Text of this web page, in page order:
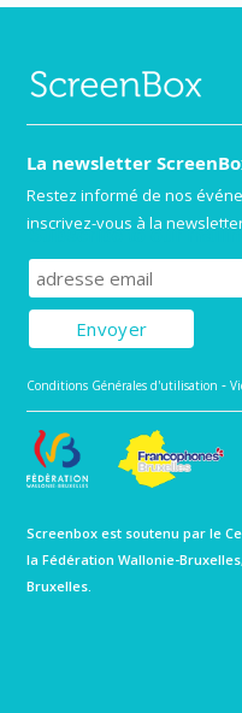
La newsletter
Restez informé de nos
inscrivez-vous à la
Subscribe to our
Conditions Générales d'utilisation -
Screenbox est soutenu par le
la Fédération Wallonie-
Bruxelles.